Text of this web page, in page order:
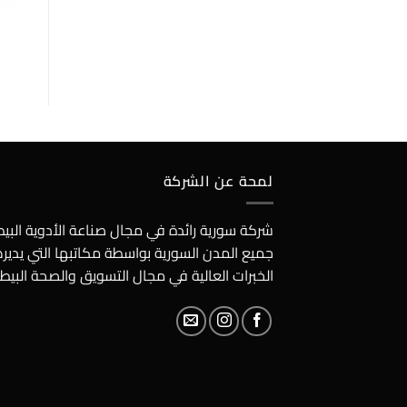
لمحة عن الشركة
شركة سورية رائدة في مجال صناعة الأدوية
جميع المدن السورية بواسطة مكاتبها التي
الخبرات العالية في مجال التسويق والصحة